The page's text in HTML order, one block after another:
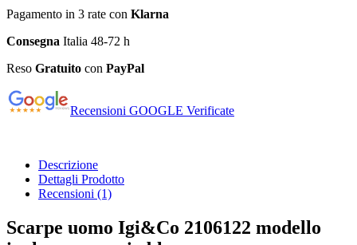
Pagamento in 3 rate con Klarna
Consegna Italia 48-72 h
Reso Gratuito con PayPal
Recensioni GOOGLE Verificate
Descrizione
Dettagli Prodotto
Recensioni (1)
Scarpe uomo Igi&Co 2106122 modello